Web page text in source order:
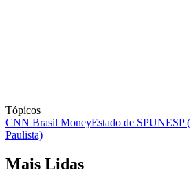
Tópicos
CNN Brasil MoneyEstado de SPUNESP
Paulista)
Mais Lidas